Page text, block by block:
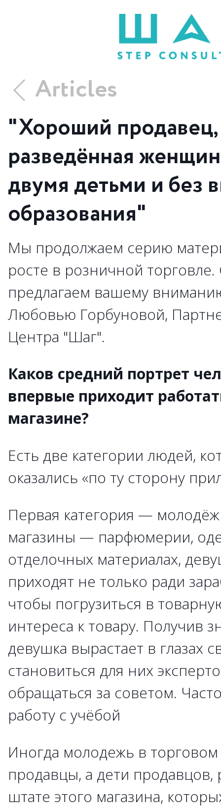
Articles
"Хороший продавец,
разведённая
двумя детьми и без
образования"
Мы продолжаем серию
росте в розничной
предлагаем вашему
Любовью Горбуновой,
Центра "Шаг".
Каков средний портрет
впервые приходит
магазине?
Есть две категории людей,
оказались «по ту сторону
Первая категория —
магазины — парфюмерии,
отделочных материалах,
приходят не только ради
чтобы погрузиться в
интереса к товару. Получив
девушка вырастает в глазах
становиться для них
обращаться за советом.
работу с учёбой
Иногда молодежь в
продавцы, а дети
штате этого магазина,